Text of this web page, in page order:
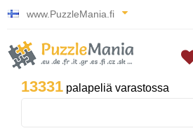
www.PuzzleMania.fi
13331 palapeliä varastossa